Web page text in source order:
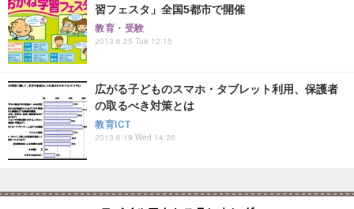
習フェスタ」全国5都市で開催
教育・受験
2013.6.25 Tue 12:15
広がる子どものスマホ・タブレット利用、保護者
の取るべき対策とは
教育ICT
2013.6.19 Wed 14:26